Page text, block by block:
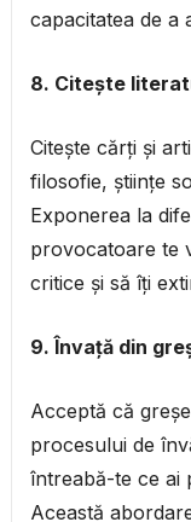
capacitatea de a
8. Citește
Citește cărți și
filosofie, științe
Exponerea la
provocatoare te
critice și să îți
9. Învață din
Acceptă că
procesului de
întreabă-te ce ai
Această